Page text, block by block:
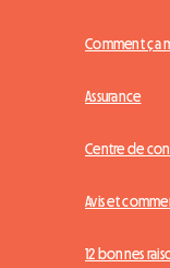
Comment ça
Assurance
Centre de
Avis et
12 bonnes